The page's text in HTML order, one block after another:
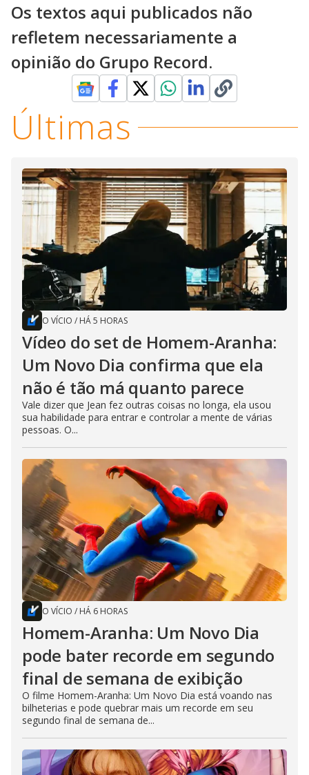
Os textos aqui publicados não
refletem necessariamente a
opinião do Grupo Record.
Últimas
O VÍCIO / HÁ 5 HORAS
Vídeo do set de Homem-Aranha:
Um Novo Dia confirma que ela
não é tão má quanto parece
Vale dizer que Jean fez outras coisas no longa, ela usou
sua habilidade para entrar e controlar a mente de várias
pessoas. O...
O VÍCIO / HÁ 6 HORAS
Homem-Aranha: Um Novo Dia
pode bater recorde em segundo
final de semana de exibição
O filme Homem-Aranha: Um Novo Dia está voando nas
bilheterias e pode quebrar mais um recorde em seu
segundo final de semana de...